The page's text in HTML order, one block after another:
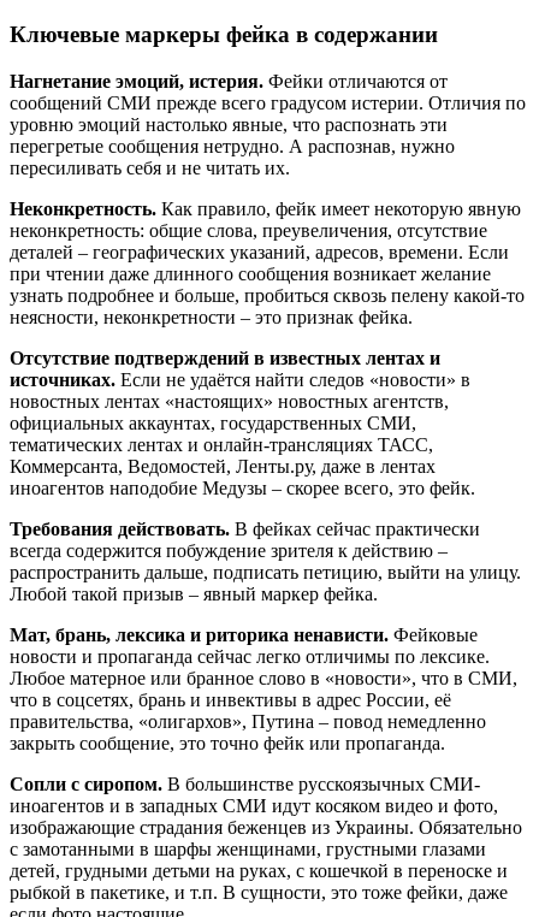
Ключевые маркеры фейка в содержании
Нагнетание эмоций, истерия. Фейки отличаются от
сообщений СМИ прежде всего градусом истерии. Отличия по
уровню эмоций настолько явные, что распознать эти
перегретые сообщения нетрудно. А распознав, нужно
пересиливать себя и не читать их.
Неконкретность. Как правило, фейк имеет некоторую явную
неконкретность: общие слова, преувеличения, отсутствие
деталей – географических указаний, адресов, времени. Если
при чтении даже длинного сообщения возникает желание
узнать подробнее и больше, пробиться сквозь пелену какой-то
неясности, неконкретности – это признак фейка.
Отсутствие подтверждений в известных лентах и
источниках. Если не удаётся найти следов «новости» в
новостных лентах «настоящих» новостных агентств,
официальных аккаунтах, государственных СМИ,
тематических лентах и онлайн-трансляциях ТАСС,
Коммерсанта, Ведомостей, Ленты.ру, даже в лентах
иноагентов наподобие Медузы – скорее всего, это фейк.
Требования действовать. В фейках сейчас практически
всегда содержится побуждение зрителя к действию –
распространить дальше, подписать петицию, выйти на улицу.
Любой такой призыв – явный маркер фейка.
Мат, брань, лексика и риторика ненависти. Фейковые
новости и пропаганда сейчас легко отличимы по лексике.
Любое матерное или бранное слово в «новости», что в СМИ,
что в соцсетях, брань и инвективы в адрес России, её
правительства, «олигархов», Путина – повод немедленно
закрыть сообщение, это точно фейк или пропаганда.
Сопли с сиропом. В большинстве русскоязычных СМИ-
иноагентов и в западных СМИ идут косяком видео и фото,
изображающие страдания беженцев из Украины. Обязательно
с замотанными в шарфы женщинами, грустными глазами
детей, грудными детьми на руках, с кошечкой в переноске и
рыбкой в пакетике, и т.п. В сущности, это тоже фейки, даже